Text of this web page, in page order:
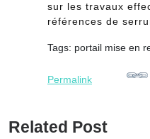
sur les travaux
références de
Tags: portail mise en
Permalink
Related Post